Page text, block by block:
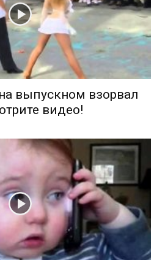
выпускном взорвал
видео!